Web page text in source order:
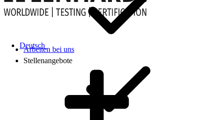
Deutsch
Arbeiten bei uns
Stellenangebote